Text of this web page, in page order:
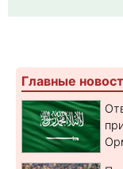
Главные